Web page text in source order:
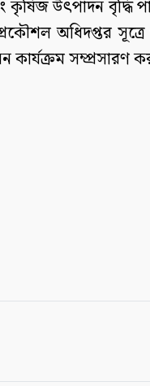
উৎপাদন বৃদ্ধি
অধিদপ্তর
সম্প্রসারণ